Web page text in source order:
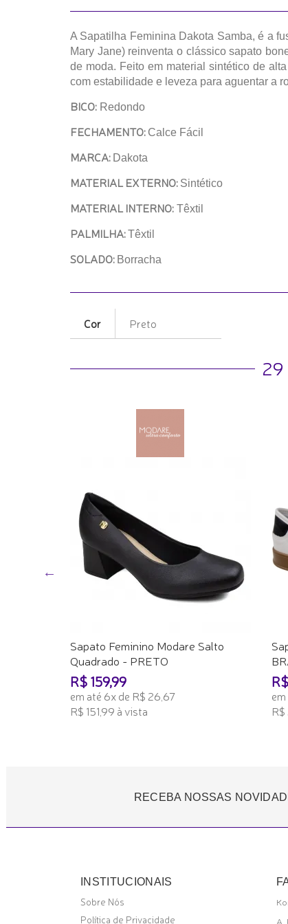
A Sapatilha Feminina Dakota Samba, é a
Mary Jane) reinventa o clássico sapato
de moda. Feito em material sintético de
com estabilidade e leveza para aguentar a
BICO: Redondo
FECHAMENTO: Calce Fácil
MARCA: Dakota
MATERIAL EXTERNO: Sintético
MATERIAL INTERNO: Têxtil
PALMILHA:Têxtil
SOLADO: Borracha
Cor Preto
29
Sapato Feminino Modare Salto
Quadrado - PRETO
R$ 159,99
em até 6x de R$ 26,67
R$ 151,99 à vista
RECEBA NOSSAS
INSTITUCIONAIS
Sobre Nós
Política de Privacidade
A.